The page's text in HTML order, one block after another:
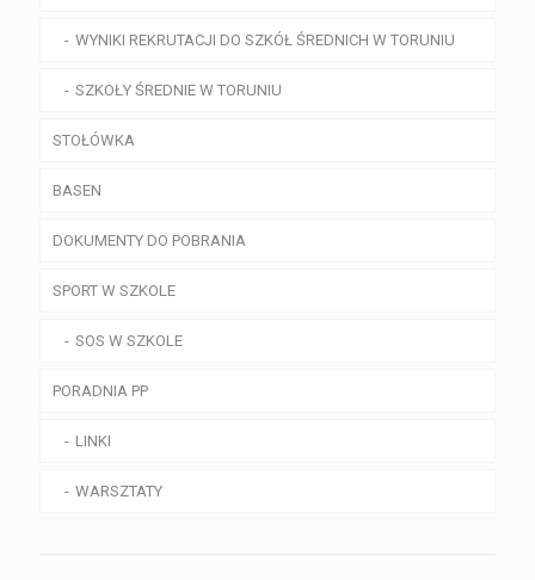
WYNIKI REKRUTACJI DO SZKÓŁ ŚREDNICH W TORUNIU
SZKOŁY ŚREDNIE W TORUNIU
STOŁÓWKA
BASEN
DOKUMENTY DO POBRANIA
SPORT W SZKOLE
SOS W SZKOLE
PORADNIA PP
LINKI
WARSZTATY